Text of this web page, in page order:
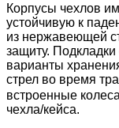
Корпусы чехлов
устойчивую к
из нержавеющей
защиту. Подкладки
варианты
стрел во время
встроенные колеса
чехла/кейса.